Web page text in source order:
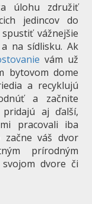
úlohu združiť
jedincov do
vážnejšie
na sídlisku. Ak
vám už
bytovom dome
a recyklujú
a začnite
aj ďalší,
pracovali iba
začne váš dvor
prírodným
dvore či